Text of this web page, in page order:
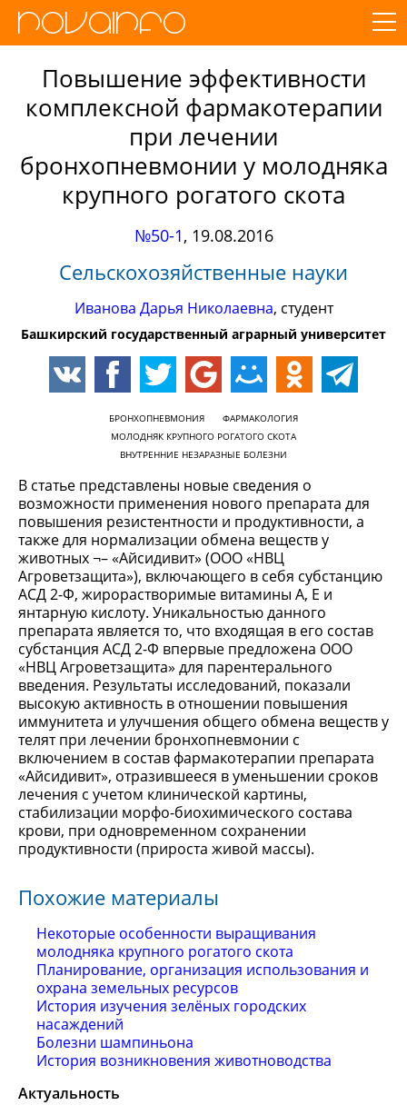
Повышение эффективности
комплексной фармакотерапии
при лечении
бронхопневмонии у молодняка
крупного рогатого скота
№50-1, 19.08.2016
Сельскохозяйственные науки
Иванова Дарья Николаевна, студент
Башкирский государственный аграрный университет
БРОНХОПНЕВМОНИЯ
ФАРМАКОЛОГИЯ
МОЛОДНЯК КРУПНОГО РОГАТОГО СКОТА
ВНУТРЕННИЕ НЕЗАРАЗНЫЕ БОЛЕЗНИ
В статье представлены новые сведения о
возможности применения нового препарата для
повышения резистентности и продуктивности, а
также для нормализации обмена веществ у
животных ¬– «Айсидивит» (ООО «НВЦ
Агроветзащита»), включающего в себя субстанцию
АСД 2-Ф, жирорастворимые витамины А, Е и
янтарную кислоту. Уникальностью данного
препарата является то, что входящая в его состав
субстанция АСД 2-Ф впервые предложена ООО
«НВЦ Агроветзащита» для парентерального
введения. Результаты исследований, показали
высокую активность в отношении повышения
иммунитета и улучшения общего обмена веществ у
телят при лечении бронхопневмонии с
включением в состав фармакотерапии препарата
«Айсидивит», отразившееся в уменьшении сроков
лечения с учетом клинической картины,
стабилизации морфо-биохимического состава
крови, при одновременном сохранении
продуктивности (прироста живой массы).
Похожие материалы
Некоторые особенности выращивания
молодняка крупного рогатого скота
Планирование, организация использования и
охрана земельных ресурсов
История изучения зелёных городских
насаждений
Болезни шампиньона
История возникновения животноводства
Актуальность